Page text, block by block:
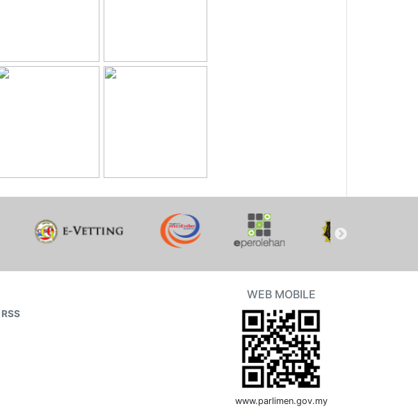
RSS
WEB MOBILE
www.parlimen.gov.my